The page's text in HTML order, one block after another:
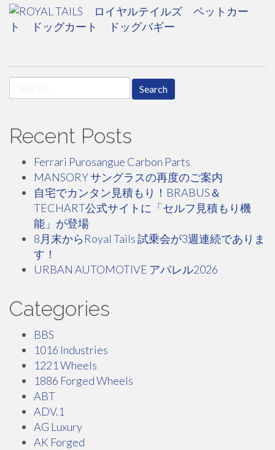
for:
Recent Posts
Ferrari Purosangue Carbon Parts
MANSORY サングラスの再度のご案内
自宅でカンタン見積もり！BRABUS＆
TECHART公式サイトに「セルフ見積もり機
能」が登場
8月末からRoyal Tails 試乗会が3週連続でありま
す！
URBAN AUTOMOTIVE アパレル2026
Categories
BBS
1016 Industries
1221 Wheels
1886 Forged Wheels
ABT
ADV.1
AG Luxury
AK Forged